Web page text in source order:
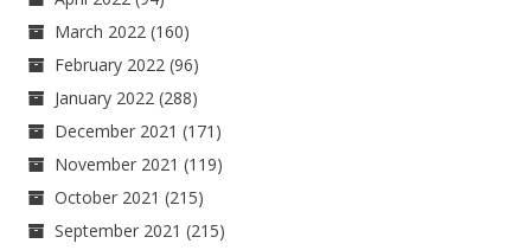
March 2022 (160)
February 2022 (96)
January 2022 (288)
December 2021 (171)
November 2021 (119)
October 2021 (215)
September 2021 (215)